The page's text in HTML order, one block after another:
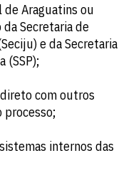
de Araguatins ou
Secretaria de
e da Secretaria
(SSP);
com outros
processo;
internos das